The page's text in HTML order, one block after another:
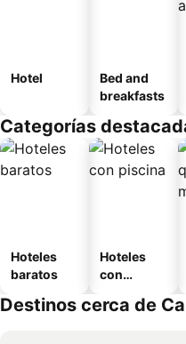
Hotel
Bed and
breakfasts
Categorías
Hoteles
baratos
Hoteles
con
Destinos cerca de